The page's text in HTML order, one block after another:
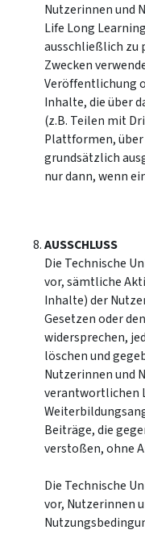
Nutzerinnen und
Life Long
ausschließlich
Zwecken
Veröffentlichung
Inhalte, die über
(z.B. Teilen mit
Plattformen, über
grundsätzlich
nur dann, wenn
AUSSCHLUSS
Die Technische
vor, sämtliche
Inhalte) der
Gesetzen oder
widersprechen,
löschen und
Nutzerinnen und
verantwortlichen
Beiträge, die
verstoßen, ohne
Die Technische
vor, Nutzerinnen